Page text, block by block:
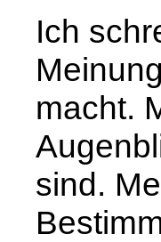
Ich
macht.
sind.